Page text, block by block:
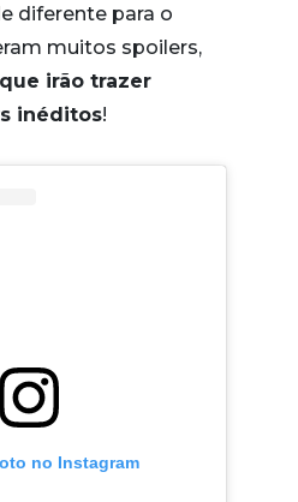
diferente para o
muitos spoilers,
irão trazer
inéditos!
no Instagram